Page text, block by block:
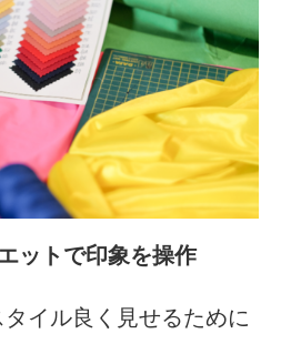
ットで印象を操作
イル良く見せるために